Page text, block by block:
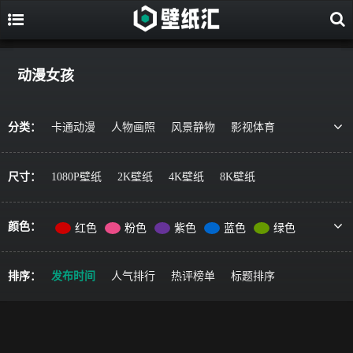
动漫女孩
分类： 卡通动漫 人物画照 风景静物
影视体育
艺术绘画
宇宙星空 军事科技
简约主义
尺寸： 1080P壁纸 2K壁纸 4K壁纸 8K壁纸
颜色： 红色 粉色 紫色 蓝色
绿色
黄色
橙色 棕色 灰色
黑色
彩色
排序： 发布时间 人气排行 热评榜单 标题排序